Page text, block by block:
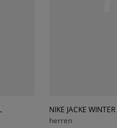
NIKE JACKE
herren